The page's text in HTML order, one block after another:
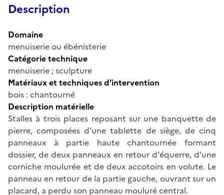
Description
Domaine
menuiserie ou ébénisterie
Catégorie technique
menuiserie ; sculpture
Matériaux et techniques d'intervention
bois : chantourné
Description matérielle
Stalles à trois places reposant sur une banquette de
pierre, composées d'une tablette de siège, de cinq
panneaux à partie haute chantournée formant
dossier, de deux panneaux en retour d'équerre, d'une
corniche moulurée et de deux accotoirs en volute. Le
panneau en retour de la partie gauche, ouvrant sur un
placard, a perdu son panneau mouluré central.